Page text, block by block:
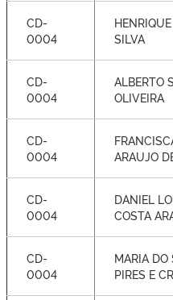
CD-
0004
SILVA
CD-
0004
ALBERTO
OLIVEIRA
CD-
0004
ARAUJO
CD-
0004
DANIEL
COSTA
CD-
0004
MARIA DO
PIRES E